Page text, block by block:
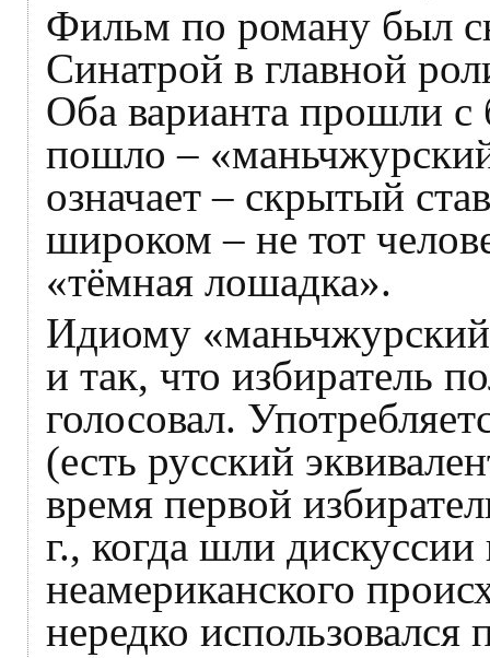
Фильм по роману был
Синатрой в главной
Оба варианта прошли
пошло –
означает – скрытый
широком – не тот
«тёмная лошадка».
Идиому «маньчжурский
и так, что избиратель
голосовал.
(есть русский
время первой
г., когда шли
неамериканского
нередко